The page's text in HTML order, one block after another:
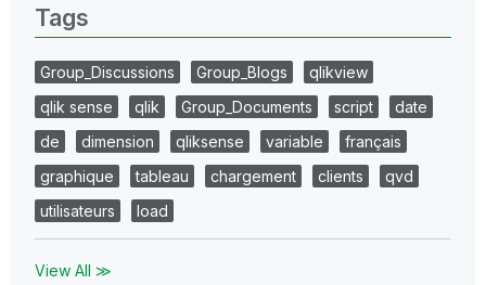
Tags
Group_Discussions Group_Blogs
qlikview
qlik sense
qlik Group_Documents script
date
de
dimension qliksense variable
français
graphique
tableau chargement clients
qvd
utilisateurs
load
View All ≫